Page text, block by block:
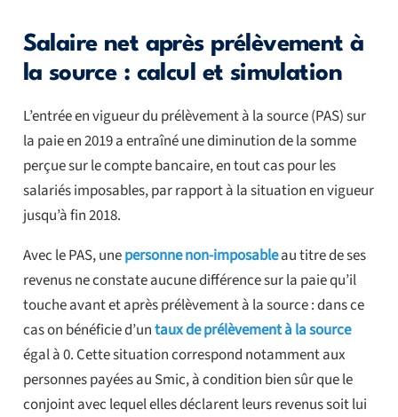
Salaire net après prélèvement à
la source : calcul et simulation
L’entrée en vigueur du prélèvement à la source (PAS) sur
la paie en 2019 a entraîné une diminution de la somme
perçue sur le compte bancaire, en tout cas pour les
salariés imposables, par rapport à la situation en vigueur
jusqu’à fin 2018.
Avec le PAS, unepersonne non-imposableau titre de ses
revenus ne constate aucune différence sur la paie qu’il
touche avant et après prélèvement à la source : dans ce
cas on bénéficie d’untaux de prélèvement à la source
égal à 0. Cette situation correspond notamment aux
personnes payées au Smic, à condition bien sûr que le
conjoint avec lequel elles déclarent leurs revenus soit lui